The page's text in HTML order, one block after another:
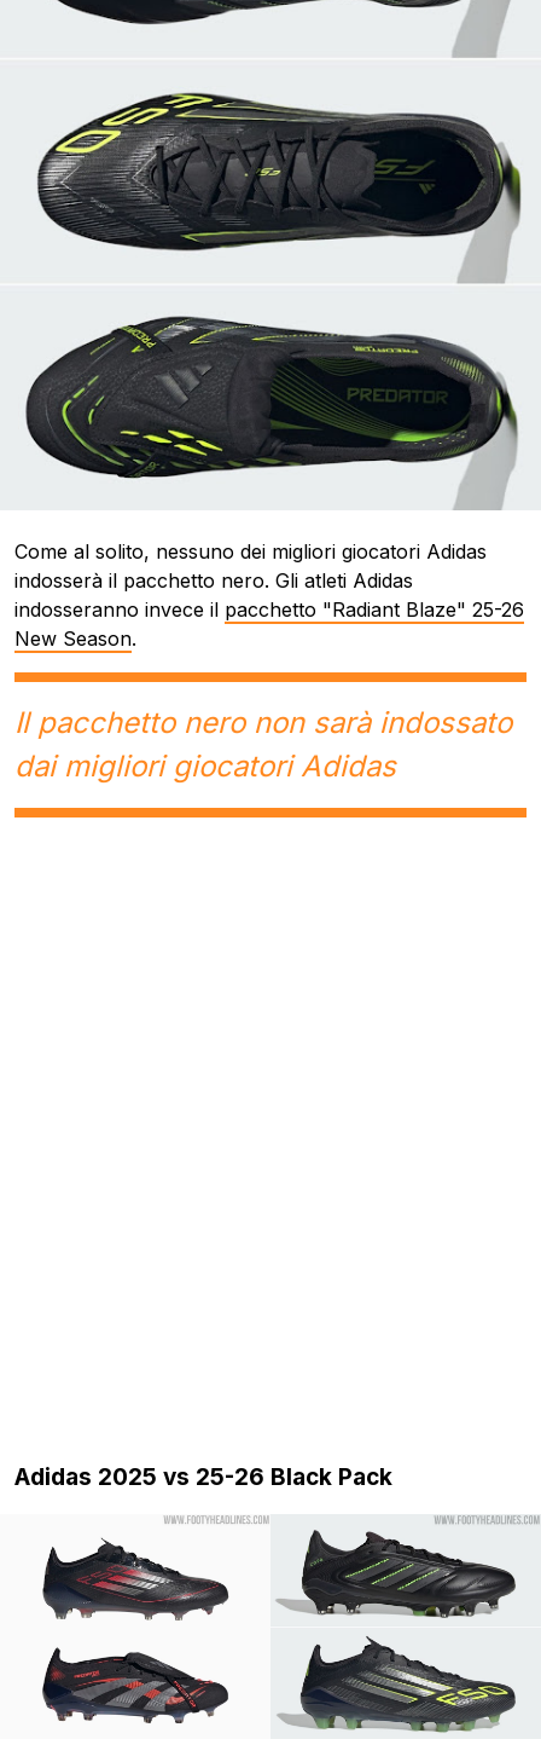
Come al solito, nessuno dei migliori giocatori Adidas
indosserà il pacchetto nero. Gli atleti Adidas
indosseranno invece il pacchetto "Radiant Blaze" 25-26
New Season.
Il pacchetto nero non sarà indossato
dai migliori giocatori Adidas
Adidas 2025 vs 25-26 Black Pack